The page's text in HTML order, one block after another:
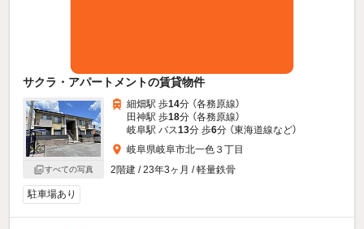
サクラ・アパートメントの賃貸物件
すべての写真
細畑駅 歩14分 （各務原線）
田神駅 歩18分 （各務原線）
岐阜駅 バス13分 歩6分 （東海道線など）
岐阜県岐阜市北一色３丁目
2階建 / 23年3ヶ月 / 軽量鉄骨
駐車場あり